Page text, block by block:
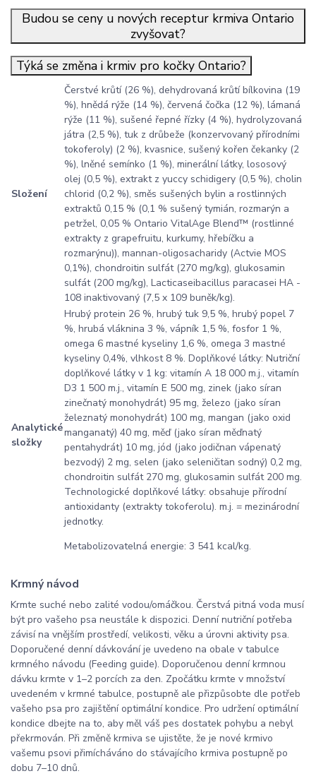
Budou se ceny u nových receptur krmiva Ontario
zvyšovat?
Týká se změna i krmiv pro kočky Ontario?
Složení
Čerstvé krůtí (26 %), dehydrovaná krůtí bílkovina (19
%), hnědá rýže (14 %), červená čočka (12 %), lámaná
rýže (11 %), sušené řepné řízky (4 %), hydrolyzovaná
játra (2,5 %), tuk z drůbeže (konzervovaný přírodními
tokoferoly) (2 %), kvasnice, sušený kořen čekanky (2
%), lněné semínko (1 %), minerální látky, lososový
olej (0,5 %), extrakt z yuccy schidigery (0,5 %), cholin
chlorid (0,2 %), směs sušených bylin a rostlinných
extraktů 0,15 % (0,1 % sušený tymián, rozmarýn a
petržel, 0,05 % Ontario VitalAge Blend™ (rostlinné
extrakty z grapefruitu, kurkumy, hřebíčku a
rozmarýnu)), mannan-oligosacharidy (Actvie MOS
0,1%), chondroitin sulfát (270 mg/kg), glukosamin
sulfát (200 mg/kg), Lacticaseibacillus paracasei HA -
108 inaktivovaný (7,5 x 109 buněk/kg).
Analytické
složky
Hrubý protein 26 %, hrubý tuk 9,5 %, hrubý popel 7
%, hrubá vláknina 3 %, vápník 1,5 %, fosfor 1 %,
omega 6 mastné kyseliny 1,6 %, omega 3 mastné
kyseliny 0,4%, vlhkost 8 %. Doplňkové látky: Nutriční
doplňkové látky v 1 kg: vitamín A 18 000 m.j., vitamín
D3 1 500 m.j., vitamín E 500 mg, zinek (jako síran
zinečnatý monohydrát) 95 mg, železo (jako síran
železnatý monohydrát) 100 mg, mangan (jako oxid
manganatý) 40 mg, měď (jako síran měďnatý
pentahydrát) 10 mg, jód (jako jodičnan vápenatý
bezvodý) 2 mg, selen (jako seleničitan sodný) 0,2 mg,
chondroitin sulfát 270 mg, glukosamin sulfát 200 mg.
Technologické doplňkové látky: obsahuje přírodní
antioxidanty (extrakty tokoferolu). m.j. = mezinárodní
jednotky.
Metabolizovatelná energie: 3 541 kcal/kg.
Krmný návod
Krmte suché nebo zalité vodou/omáčkou. Čerstvá pitná voda musí
být pro vašeho psa neustále k dispozici. Denní nutriční potřeba
závisí na vnějším prostředí, velikosti, věku a úrovni aktivity psa.
Doporučené denní dávkování je uvedeno na obale v tabulce
krmného návodu (Feeding guide). Doporučenou denní krmnou
dávku krmte v 1–2 porcích za den. Zpočátku krmte v množství
uvedeném v krmné tabulce, postupně ale přizpůsobte dle potřeb
vašeho psa pro zajištění optimální kondice. Pro udržení optimální
kondice dbejte na to, aby měl váš pes dostatek pohybu a nebyl
překrmován. Při změně krmiva se ujistěte, že je nové krmivo
vašemu psovi přimícháváno do stávajícího krmiva postupně po
dobu 7–10 dnů.